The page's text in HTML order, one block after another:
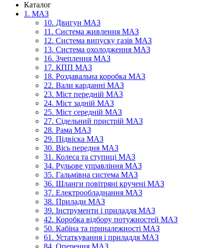
Каталог
1. МАЗ
10. Двигун МАЗ
11. Система живлення МАЗ
12. Система випуску газів МАЗ
13. Система охолодження МАЗ
16. Зчеплення МАЗ
17. КПП МАЗ
18. Роздавальна коробка МАЗ
22. Вали карданні МАЗ
23. Міст передній МАЗ
24. Міст задній МАЗ
25. Міст середній МАЗ
27. Сідельний пристрій МАЗ
28. Рама МАЗ
29. Підвіска МАЗ
30. Вісь передня МАЗ
31. Колеса та ступиці МАЗ
34. Рульове управління МАЗ
35. Гальмівна система МАЗ
36. Шланги повітряні кручені МАЗ
37. Електрообладнання МАЗ
38. Прилади МАЗ
39. Інструменти і приладдя МАЗ
42. Коробка відбору потужностей МАЗ
50. Кабіна та приналежності МАЗ
61. Устаткування і приладдя МАЗ
84. Оперення МАЗ